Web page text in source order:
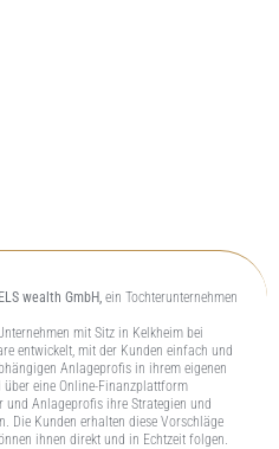
wealth GmbH,ein Tochterunternehmen
mit Sitz in Kelkheim bei
entwickelt, mit der Kunden einfach und
Anlageprofis in ihrem eigenen
über eine Online-Finanzplattform
Anlageprofis ihre Strategien und
Die Kunden erhalten diese Vorschläge
ihnen direkt und in Echtzeit folgen.